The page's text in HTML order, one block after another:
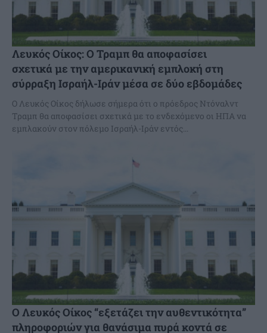
Λευκός Οίκος: Ο Τραμπ θα αποφασίσει
σχετικά με την αμερικανική εμπλοκή στη
σύρραξη Ισραήλ-Ιράν μέσα σε δύο εβδομάδες
Ο Λευκός Οίκος δήλωσε σήμερα ότι ο πρόεδρος Ντόναλντ
Τραμπ θα αποφασίσει σχετικά με το ενδεχόμενο οι ΗΠΑ να
εμπλακούν στον πόλεμο Ισραήλ-Ιράν εντός...
Ο Λευκός Οίκος “εξετάζει την αυθεντικότητα”
πληροφοριών για θανάσιμα πυρά κοντά σε